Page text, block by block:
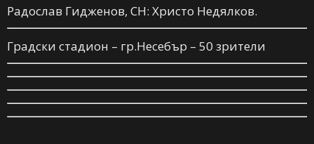
Радослав Гидженов, СН: Христо Недялков.
Градски стадион – гр.Несебър – 50 зрители